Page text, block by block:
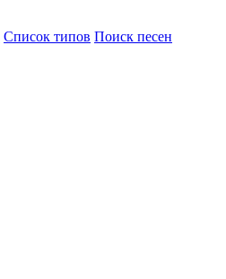
Cписок типов Поиск песен